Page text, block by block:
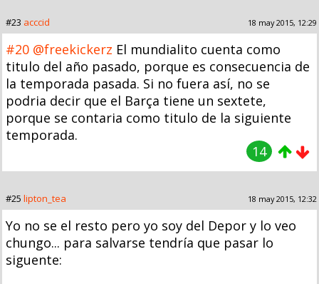
#23 acccid 18 may 2015, 12:29
#20 @freekickerz El mundialito cuenta como
titulo del año pasado, porque es consecuencia de
la temporada pasada. Si no fuera así, no se
podria decir que el Barça tiene un sextete,
porque se contaria como titulo de la siguiente
temporada.
14
#25 lipton_tea 18 may 2015, 12:32
Yo no se el resto pero yo soy del Depor y lo veo
chungo... para salvarse tendría que pasar lo
siguente: